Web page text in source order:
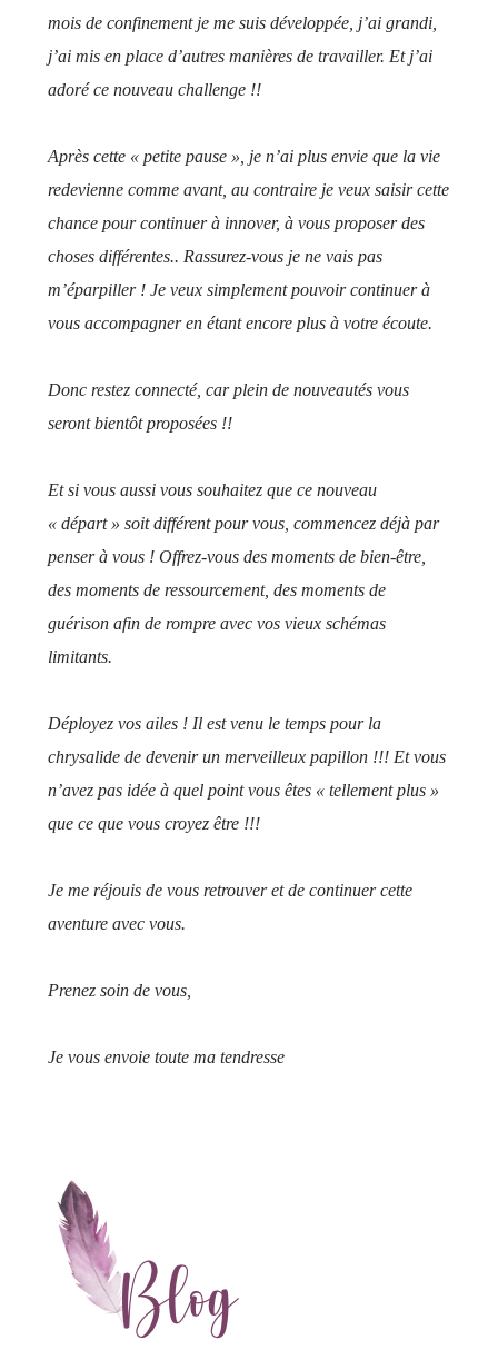
mois de confinement je me suis développée, j’ai grandi,
j’ai mis en place d’autres manières de travailler. Et j’ai
adoré ce nouveau challenge !!
Après cette « petite pause », je n’ai plus envie que la vie
redevienne comme avant, au contraire je veux saisir cette
chance pour continuer à innover, à vous proposer des
choses différentes.. Rassurez-vous je ne vais pas
m’éparpiller ! Je veux simplement pouvoir continuer à
vous accompagner en étant encore plus à votre écoute.
Donc restez connecté, car plein de nouveautés vous
seront bientôt proposées !!
Et si vous aussi vous souhaitez que ce nouveau
« départ » soit différent pour vous, commencez déjà par
penser à vous ! Offrez-vous des moments de bien-être,
des moments de ressourcement, des moments de
guérison afin de rompre avec vos vieux schémas
limitants.
Déployez vos ailes ! Il est venu le temps pour la
chrysalide de devenir un merveilleux papillon !!! Et vous
n’avez pas idée à quel point vous êtes « tellement plus »
que ce que vous croyez être !!!
Je me réjouis de vous retrouver et de continuer cette
aventure avec vous.
Prenez soin de vous,
Je vous envoie toute ma tendresse